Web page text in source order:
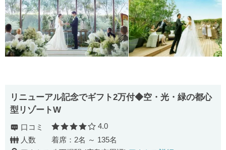
リニューアル記念でギフト2万付◆空・光・緑の都心
型リゾートW
口コミ 口コミ評価
4.0
人数
着席：2名 ～ 135名